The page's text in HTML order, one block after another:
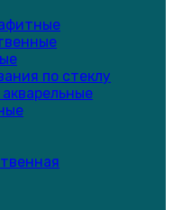
по стеклу